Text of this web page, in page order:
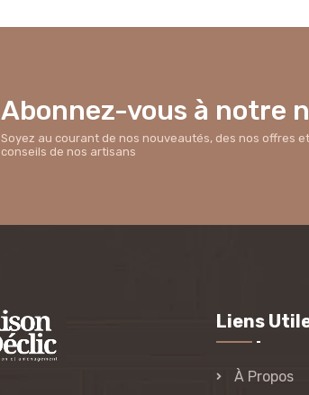
Abonnez-vous à notre
Soyez au courant de nos nouveautés, des nos offres
conseils de nos artisans
Liens
À Propos